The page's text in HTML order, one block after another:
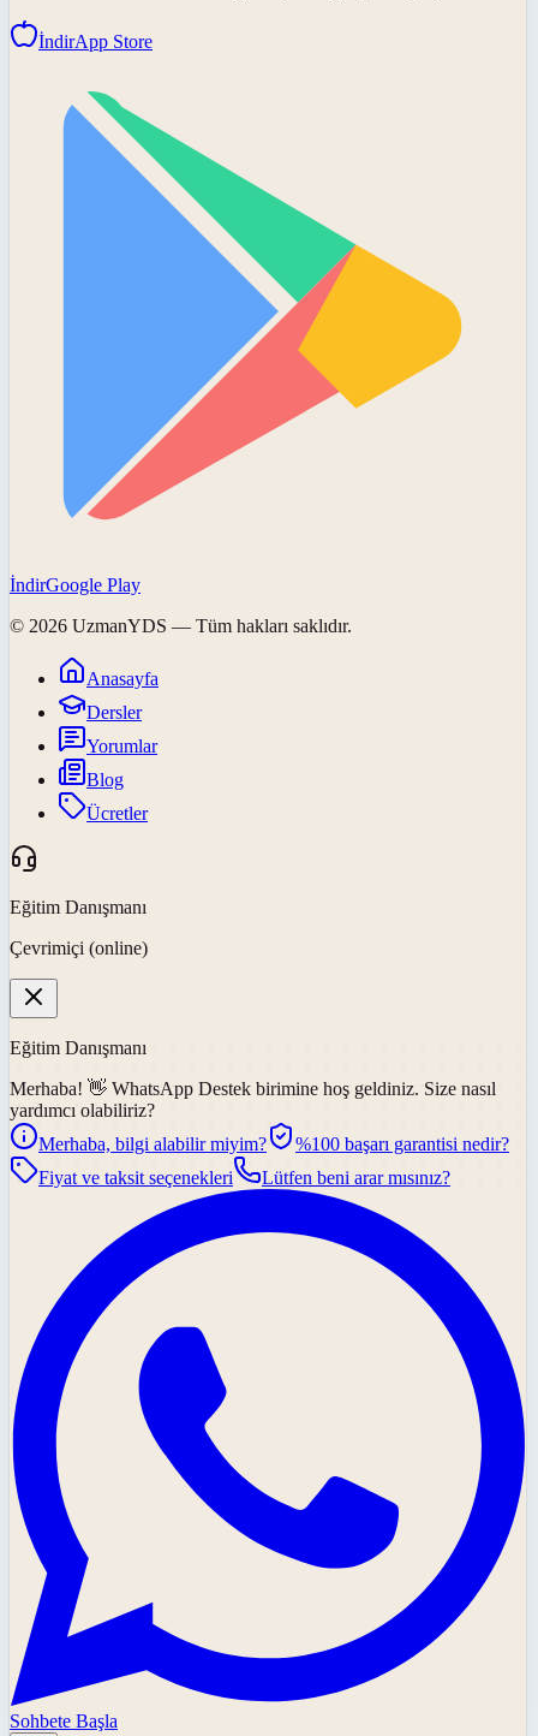
İndirApp Store
İndirGoogle Play
© 2026 UzmanYDS — Tüm hakları saklıdır.
Anasayfa
Dersler
Yorumlar
Blog
Ücretler
Eğitim Danışmanı
Çevrimiçi (online)
Eğitim Danışmanı
Merhaba! 👋 WhatsApp Destek birimine hoş geldiniz. Size nasıl
yardımcı olabiliriz?
Merhaba, bilgi alabilir miyim?
%100 başarı garantisi nedir?
Fiyat ve taksit seçenekleri
Lütfen beni arar mısınız?
Sohbete Başla